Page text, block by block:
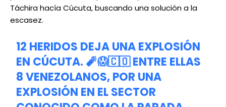
Táchira hacía Cúcuta, buscando una solución a la
escasez.
12 HERIDOS DEJA UNA EXPLOSIÓN
EN CÚCUTA. 🧨😱🇨🇴 ENTRE ELLAS
8 VENEZOLANOS, POR UNA
EXPLOSIÓN EN EL SECTOR